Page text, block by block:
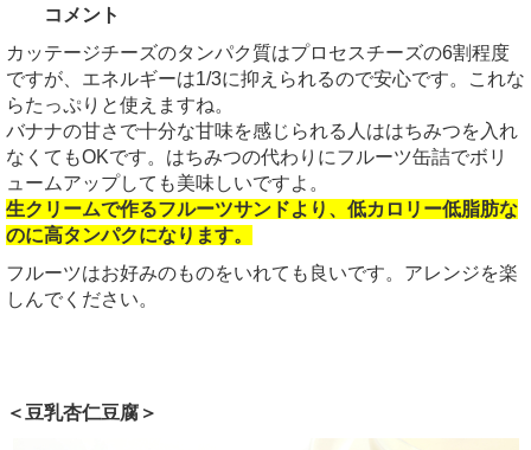
コメント
カッテージチーズのタンパク質はプロセスチーズの6割程度
ですが、エネルギーは1/3に抑えられるので安心です。これな
らたっぷりと使えますね。
バナナの甘さで十分な甘味を感じられる人ははちみつを入れ
なくてもOKです。はちみつの代わりにフルーツ缶詰でボリ
ュームアップしても美味しいですよ。
生クリームで作るフルーツサンドより、低カロリー低脂肪な
のに高タンパクになります。
フルーツはお好みのものをいれても良いです。アレンジを楽
しんでください。
＜豆乳杏仁豆腐＞